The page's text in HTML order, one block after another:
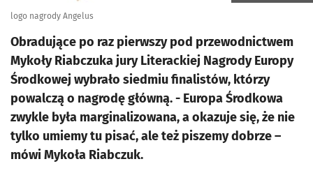
logo nagrody Angelus
Obradujące po raz pierwszy pod przewodnictwem
Mykoły Riabczuka jury Literackiej Nagrody Europy
Środkowej wybrało siedmiu finalistów, którzy
powalczą o nagrodę główną. - Europa Środkowa
zwykle była marginalizowana, a okazuje się, że nie
tylko umiemy tu pisać, ale też piszemy dobrze –
mówi Mykoła Riabczuk.